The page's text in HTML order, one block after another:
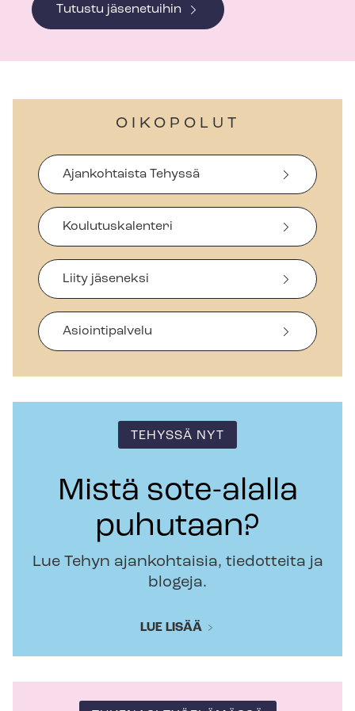
Tutustu jäsenetuihin
OIKOPOLUT
Ajankohtaista Tehyssä
Koulutuskalenteri
Liity jäseneksi
Asiointipalvelu
TEHYSSÄ NYT
Mistä sote-alalla
puhutaan?
Lue Tehyn ajankohtaisia, tiedotteita ja
blogeja.
LUE LISÄÄ